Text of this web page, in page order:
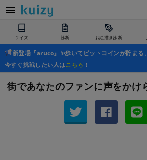
クイズ 診断 お絵描き診断
新登場『aruco』✨歩いてビットコインが貯まる
今すぐ挑戦したい人はこちら ！
街であなたのファンに声をかけ